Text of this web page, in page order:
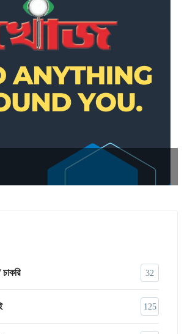
চাকরি 32
125